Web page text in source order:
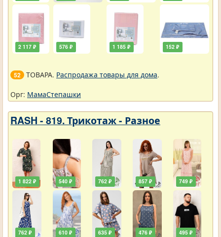
2 117 ₽ 576 ₽ 1 185 ₽ 152 ₽
52 ТОВАРА. Распродажа товары для дома.
Орг: МамаСтепашки
RASH - 819. Трикотаж - Разное
1 822 ₽
762 ₽
540 ₽
610 ₽
762 ₽
635 ₽
857 ₽
476 ₽
749 ₽
495 ₽